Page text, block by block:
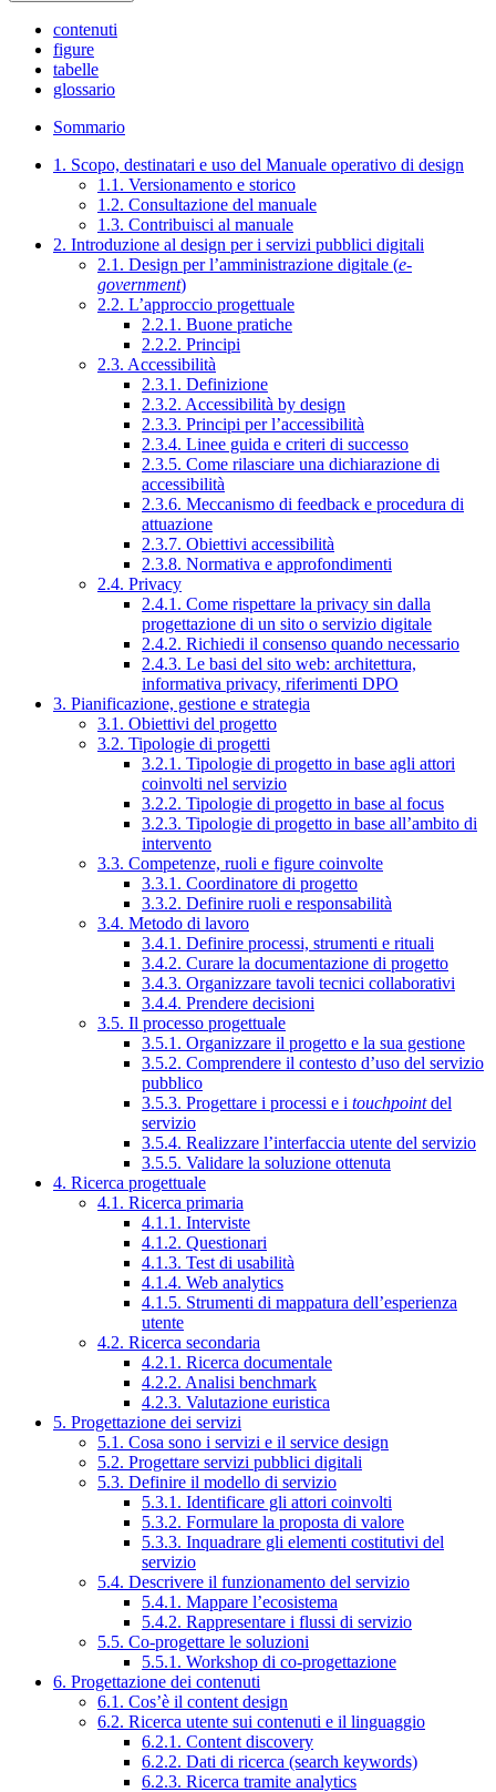
contenuti
figure
tabelle
glossario
Sommario
1. Scopo, destinatari e uso del Manuale operativo di design
1.1. Versionamento e storico
1.2. Consultazione del manuale
1.3. Contribuisci al manuale
2. Introduzione al design per i servizi pubblici digitali
2.1. Design per l’amministrazione digitale (e-
government)
2.2. L’approccio progettuale
2.2.1. Buone pratiche
2.2.2. Principi
2.3. Accessibilità
2.3.1. Definizione
2.3.2. Accessibilità by design
2.3.3. Principi per l’accessibilità
2.3.4. Linee guida e criteri di successo
2.3.5. Come rilasciare una dichiarazione di
accessibilità
2.3.6. Meccanismo di feedback e procedura di
attuazione
2.3.7. Obiettivi accessibilità
2.3.8. Normativa e approfondimenti
2.4. Privacy
2.4.1. Come rispettare la privacy sin dalla
progettazione di un sito o servizio digitale
2.4.2. Richiedi il consenso quando necessario
2.4.3. Le basi del sito web: architettura,
informativa privacy, riferimenti DPO
3. Pianificazione, gestione e strategia
3.1. Obiettivi del progetto
3.2. Tipologie di progetti
3.2.1. Tipologie di progetto in base agli attori
coinvolti nel servizio
3.2.2. Tipologie di progetto in base al focus
3.2.3. Tipologie di progetto in base all’ambito di
intervento
3.3. Competenze, ruoli e figure coinvolte
3.3.1. Coordinatore di progetto
3.3.2. Definire ruoli e responsabilità
3.4. Metodo di lavoro
3.4.1. Definire processi, strumenti e rituali
3.4.2. Curare la documentazione di progetto
3.4.3. Organizzare tavoli tecnici collaborativi
3.4.4. Prendere decisioni
3.5. Il processo progettuale
3.5.1. Organizzare il progetto e la sua gestione
3.5.2. Comprendere il contesto d’uso del servizio
pubblico
3.5.3. Progettare i processi e i touchpointdel
servizio
3.5.4. Realizzare l’interfaccia utente del servizio
3.5.5. Validare la soluzione ottenuta
4. Ricerca progettuale
4.1. Ricerca primaria
4.1.1. Interviste
4.1.2. Questionari
4.1.3. Test di usabilità
4.1.4. Web analytics
4.1.5. Strumenti di mappatura dell’esperienza
utente
4.2. Ricerca secondaria
4.2.1. Ricerca documentale
4.2.2. Analisi benchmark
4.2.3. Valutazione euristica
5. Progettazione dei servizi
5.1. Cosa sono i servizi e il service design
5.2. Progettare servizi pubblici digitali
5.3. Definire il modello di servizio
5.3.1. Identificare gli attori coinvolti
5.3.2. Formulare la proposta di valore
5.3.3. Inquadrare gli elementi costitutivi del
servizio
5.4. Descrivere il funzionamento del servizio
5.4.1. Mappare l’ecosistema
5.4.2. Rappresentare i flussi di servizio
5.5. Co-progettare le soluzioni
5.5.1. Workshop di co-progettazione
6. Progettazione dei contenuti
6.1. Cos’è il content design
6.2. Ricerca utente sui contenuti e il linguaggio
6.2.1. Content discovery
6.2.2. Dati di ricerca (search keywords)
6.2.3. Ricerca tramite analytics